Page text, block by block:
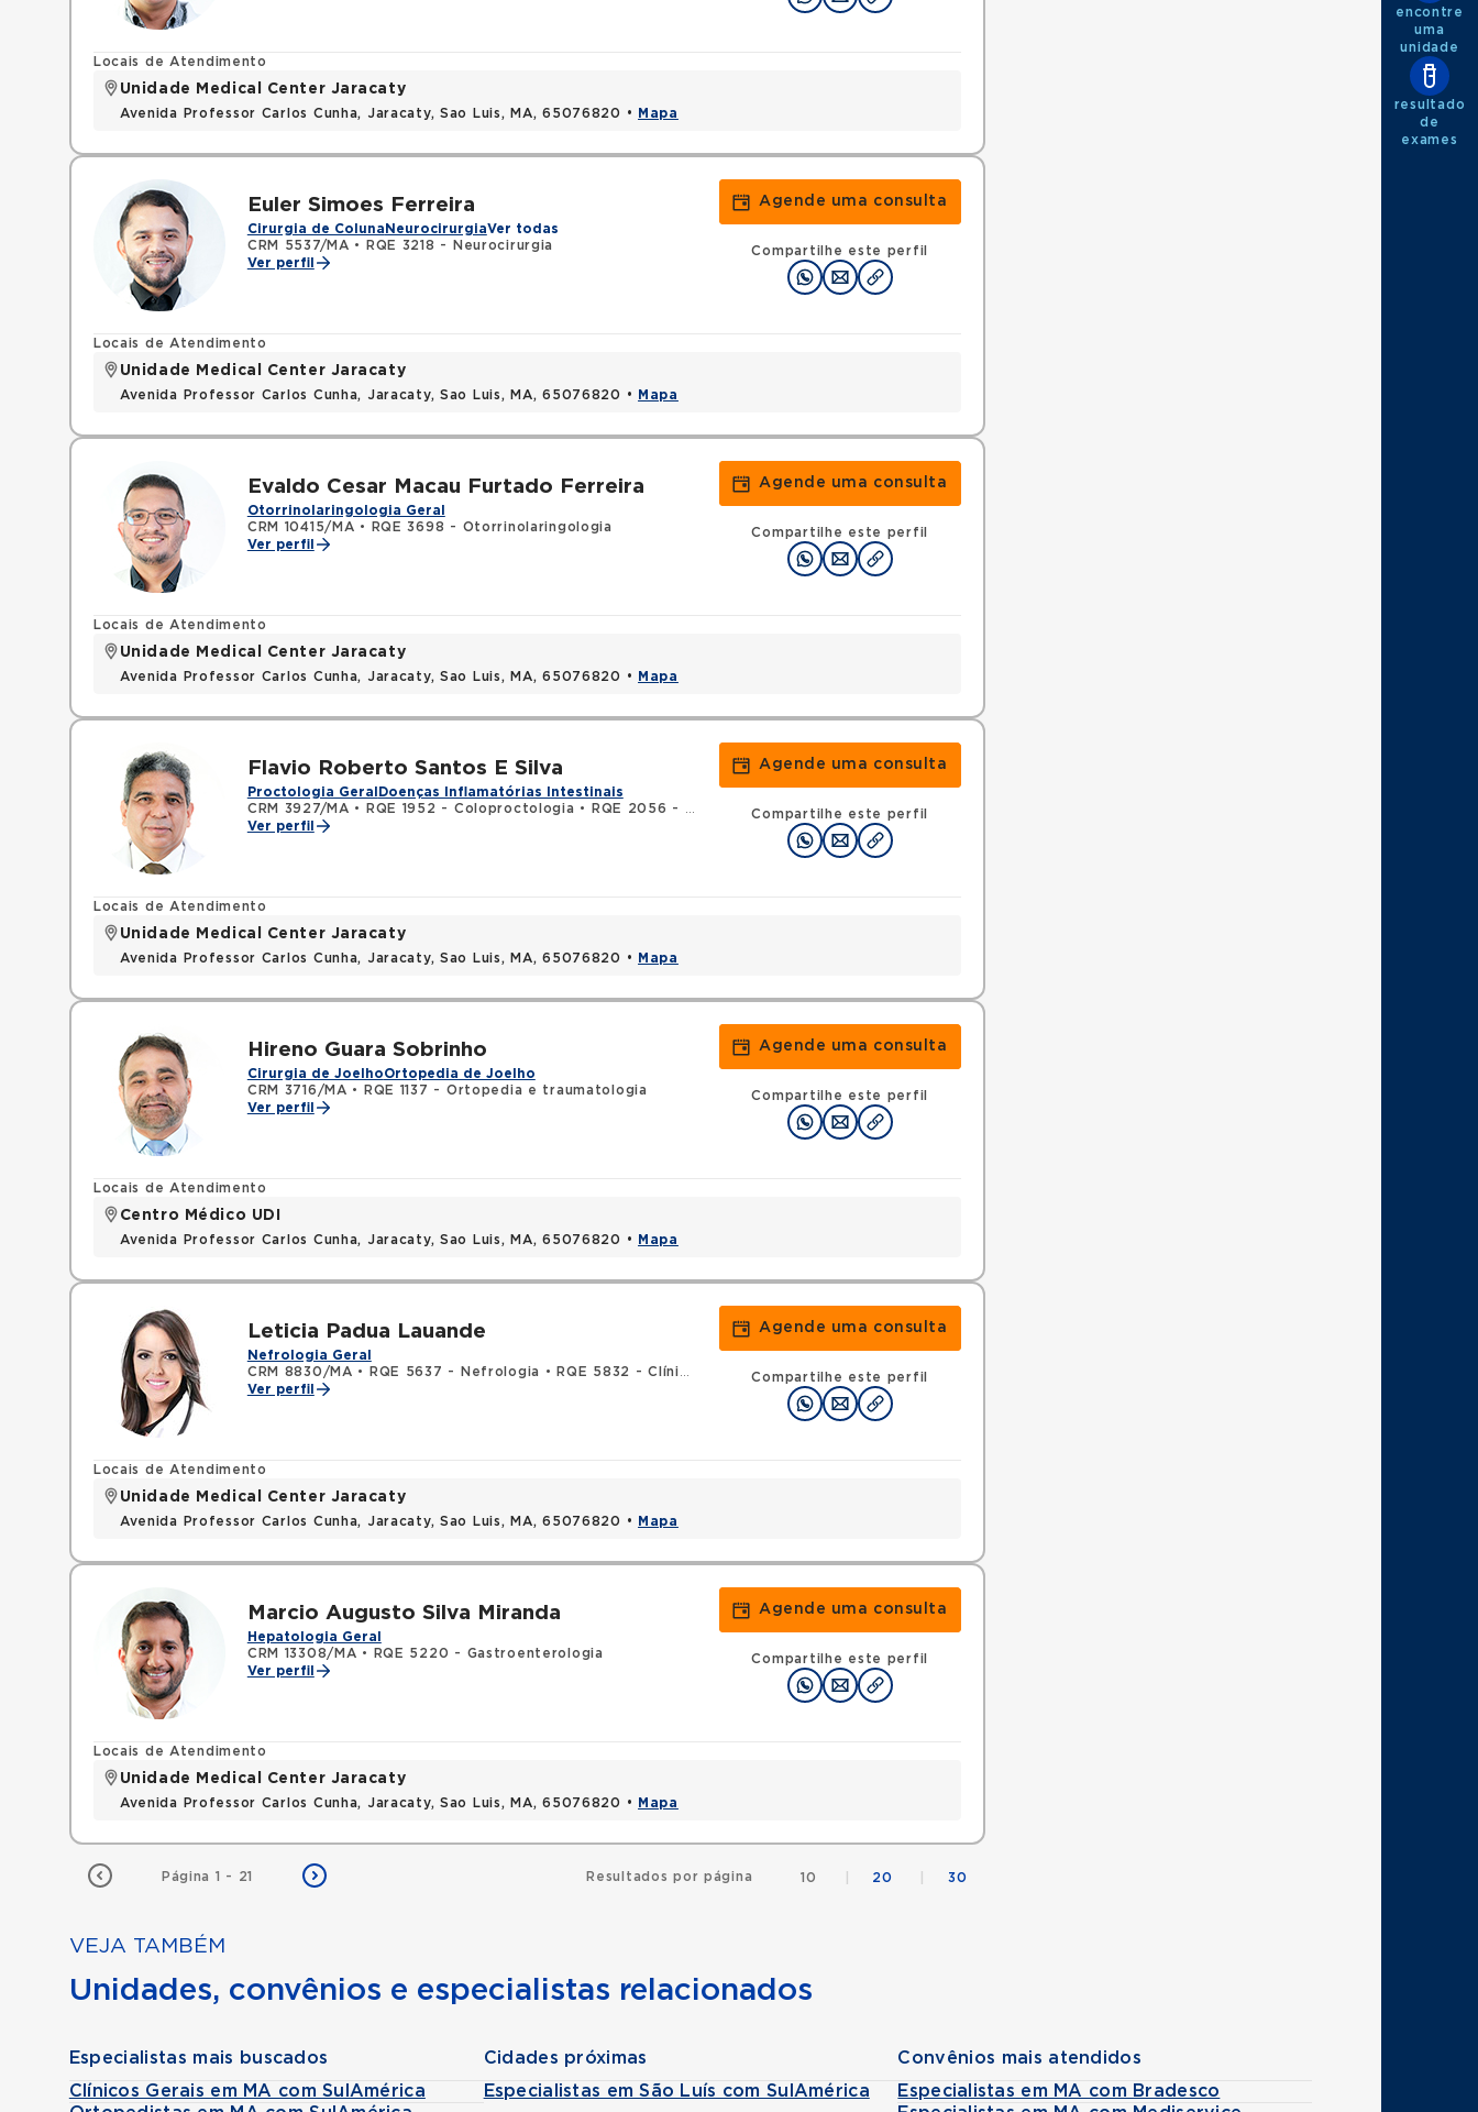
Locais de Atendimento
Unidade Medical Center Jaracaty
Avenida Professor Carlos Cunha, Jaracaty, Sao Luis, MA, 65076820 • Mapa
Euler Simoes Ferreira
Cirurgia de Coluna NeurocirurgiaVer todas
CRM 5537/MA •
RQE 3218 - Neurocirurgia
Ver perfil
Agende uma consulta
Compartilhe este perfil
Locais de Atendimento
Unidade Medical Center Jaracaty
Avenida Professor Carlos Cunha, Jaracaty, Sao Luis, MA, 65076820 • Mapa
Evaldo Cesar Macau Furtado Ferreira
Otorrinolaringologia Geral
CRM 10415/MA •
RQE 3698 - Otorrinolaringologia
Ver perfil
Agende uma consulta
Compartilhe este perfil
Locais de Atendimento
Unidade Medical Center Jaracaty
Avenida Professor Carlos Cunha, Jaracaty, Sao Luis, MA, 65076820 • Mapa
Flavio Roberto Santos E Silva
Proctologia Geral Doenças Inflamatórias Intestinais
CRM 3927/MA • RQE 1952 - Coloproctologia •
RQE 2056 - Cirurgia geral
Ver perfil
Agende uma consulta
Compartilhe este perfil
Locais de Atendimento
Unidade Medical Center Jaracaty
Avenida Professor Carlos Cunha, Jaracaty, Sao Luis, MA, 65076820 • Mapa
Hireno Guara Sobrinho
Cirurgia de JoelhoOrtopedia de Joelho
CRM 3716/MA •
RQE 1137 - Ortopedia e traumatologia
Ver perfil
Agende uma consulta
Compartilhe este perfil
Locais de Atendimento
Centro Médico UDI
Avenida Professor Carlos Cunha, Jaracaty, Sao Luis, MA, 65076820 • Mapa
Leticia Padua Lauande
Nefrologia Geral
CRM 8830/MA • RQE 5637 - Nefrologia •
RQE 5832 - Clínica médica
Ver perfil
Agende uma consulta
Compartilhe este perfil
Locais de Atendimento
Unidade Medical Center Jaracaty
Avenida Professor Carlos Cunha, Jaracaty, Sao Luis, MA, 65076820 • Mapa
Marcio Augusto Silva Miranda
Hepatologia Geral
CRM 13308/MA •
RQE 5220 - Gastroenterologia
Ver perfil
Agende uma consulta
Compartilhe este perfil
Locais de Atendimento
Unidade Medical Center Jaracaty
Avenida Professor Carlos Cunha, Jaracaty, Sao Luis, MA, 65076820 • Mapa
Página 1 - 21 Resultados por página 10 20 30
VEJA TAMBÉM
Unidades, convênios e especialistas relacionados
Especialistas mais buscados
Clínicos Gerais em MA com SulAmérica
Cidades próximas
Especialistas em São Luís com SulAmérica
Convênios mais atendidos
Especialistas em MA com Bradesco
encontre
uma
unidade
resultado
de
exames